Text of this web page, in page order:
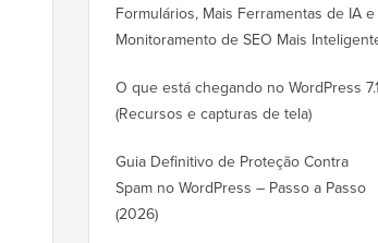
Formulários, Mais Ferramentas de IA e
Monitoramento de SEO Mais
O que está chegando no WordPress
(Recursos e capturas de tela)
Guia Definitivo de Proteção Contra
Spam no WordPress – Passo a Passo
(2026)